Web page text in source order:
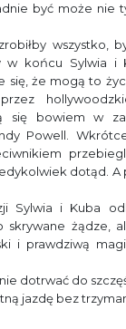
być może nie
wszystko,
w końcu Sylwia i
się, że mogą to
się bowiem w
Powell.
dotąd. A
Sylwia i Kuba
skrywane żądze,
i prawdziwą
dotrwać do
jazdę bez